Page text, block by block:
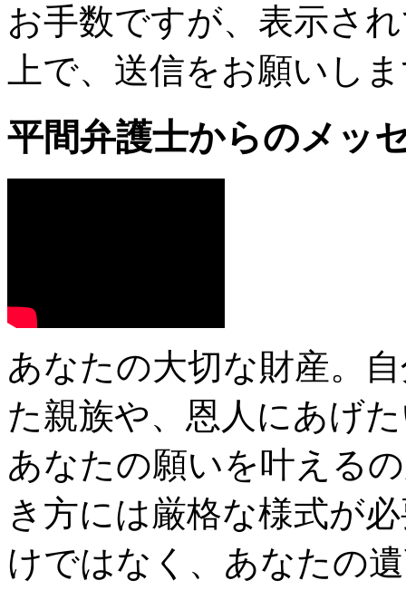
お手数ですが、表示さ
上で、送信をお願いし
平間弁護士からのメッ
あなたの大切な財産。
た親族や、恩人にあげ
あなたの願いを叶える
き方には厳格な様式が
けではなく、 あなたの